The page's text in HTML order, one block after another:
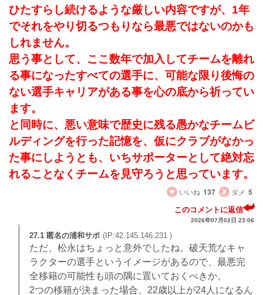
ひたすらし続けるような厳しい内容ですが、1年
でそれをやり切るつもりなら最悪ではないのかも
しれません。
思う事として、ここ数年で加入してチームを離れ
る事になったすべての選手に、可能な限り後悔の
ない選手キャリアがある事を心の底から祈ってい
ます。
と同時に、悪い意味で歴史に残る愚かなチームビ
ルディングを行った記憶を、仮にクラブがなかっ
た事にしようとも、いちサポーターとして絶対忘
れることなくチームを見守ろうと思っています。
いいね 137 ダメ 5
このコメントに返信
2026年07月02日 23:06
27.1 匿名の浦和サポ (IP:42.145.146.231 )
ただ、松永はちょっと意外でしたね。破天荒なキャ
ラクターの選手というイメージがあるので、最悪完
全移籍の可能性も頭の隅に置いておくべきか。
2つの移籍が決まった場合、22歳以上が24人になるん